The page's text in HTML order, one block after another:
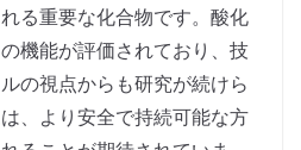
る重要な化合物です。酸化
機能が評価されており、技
の視点からも研究が続けら
、より安全で持続可能な方